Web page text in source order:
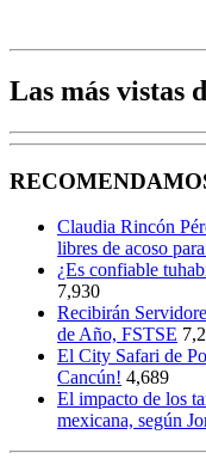
Las más vistas
Claudia Rincón
libres de acoso
¿Es confiable
7,930
Recibirán
de Año, FSTSE
El City Safari de
Cancún! 4,689
El impacto de los
mexicana, según